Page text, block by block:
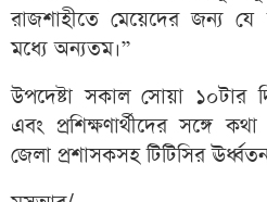
রাজশাহীতে মেয়েদের জন্য যে
মধ্যে অন্যতম।”
উপদেষ্টা সকাল সোয়া ১০টার
এবং প্রশিক্ষণার্থীদের সঙ্গে
জেলা প্রশাসকসহ টিটিসির